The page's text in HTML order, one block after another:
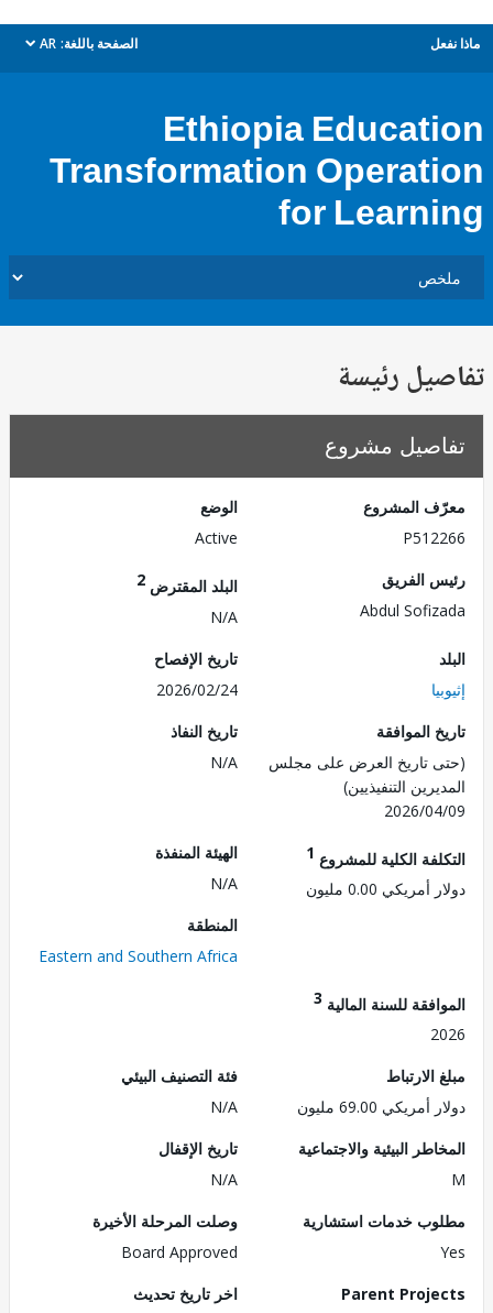
الصفحة باللغة: AR
dropdown
Ethiopia
Transformation
for
رئيسة
مشروع
المشروع
الفريق
Abdul
البلد المقترض
تاريخ الإفصاح
2026/02/24
الموافقة
تاريخ العرض على مجلس
التنفيذيين)
2026/
تاريخ النفاذ
N/A
الكلية للمشروع1
0.00 مليون
الهيئة المنفذة
Eastern and Southern Africa
للسنة المالية3
69.00 مليون
فئة التصنيف البيئي
البيئية والاجتماعية
تاريخ الإقفال
خدمات استشارية
وصلت المرحلة الأخيرة
Board Approved
Parent
اخر تاريخ تحديث